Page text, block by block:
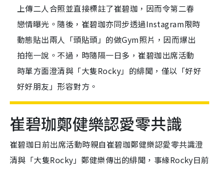
上傳二人合照並直接標註了崔碧珈，因而令第二春
戀情曝光。隨後，崔碧珈亦同步透過Instagram限時
動態貼出兩人「頭貼頭」的做Gym照片，因而爆出
拍拖一說。不過，時隨隔一日多，崔碧珈出席活動
時單方面澄清與「大隻Rocky」的緋聞，僅以「好好
好好朋友」形容對方。
崔碧珈鄭健樂認愛零共識
崔碧珈日前出席活動時親自崔碧珈鄭健樂認愛零共識澄
清與「大隻Rocky」鄭健樂傳出的緋聞，事緣Rocky日前